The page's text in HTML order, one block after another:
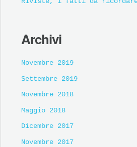
Archivi
Novembre 2019
Settembre 2019
Novembre 2018
Maggio 2018
Dicembre 2017
Novembre 2017